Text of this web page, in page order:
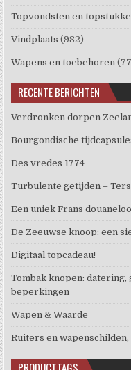
Topvondsten en
Vindplaats (982)
Wapens en toebehoren
RECENTE BERICHTEN
Verdronken dorpen
Bourgondische
Des vredes 1774
Turbulente getijden –
Een uniek Frans
De Zeeuwse knoop: een
Digitaal topcadeau!
Tombak knopen:
beperkingen
Wapen & Waarde
Ruiters en